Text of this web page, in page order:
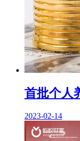
首批个人
2023-02-14